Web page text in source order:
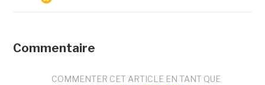
Commentaire
COMMENTER CET ARTICLE EN TANT QUE